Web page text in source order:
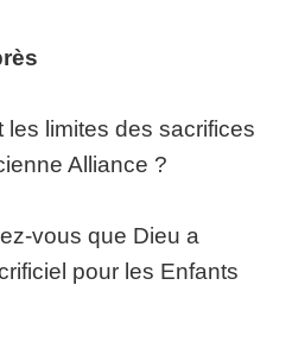
limites des sacrifices
Alliance ?
vous que Dieu a
pour les Enfants